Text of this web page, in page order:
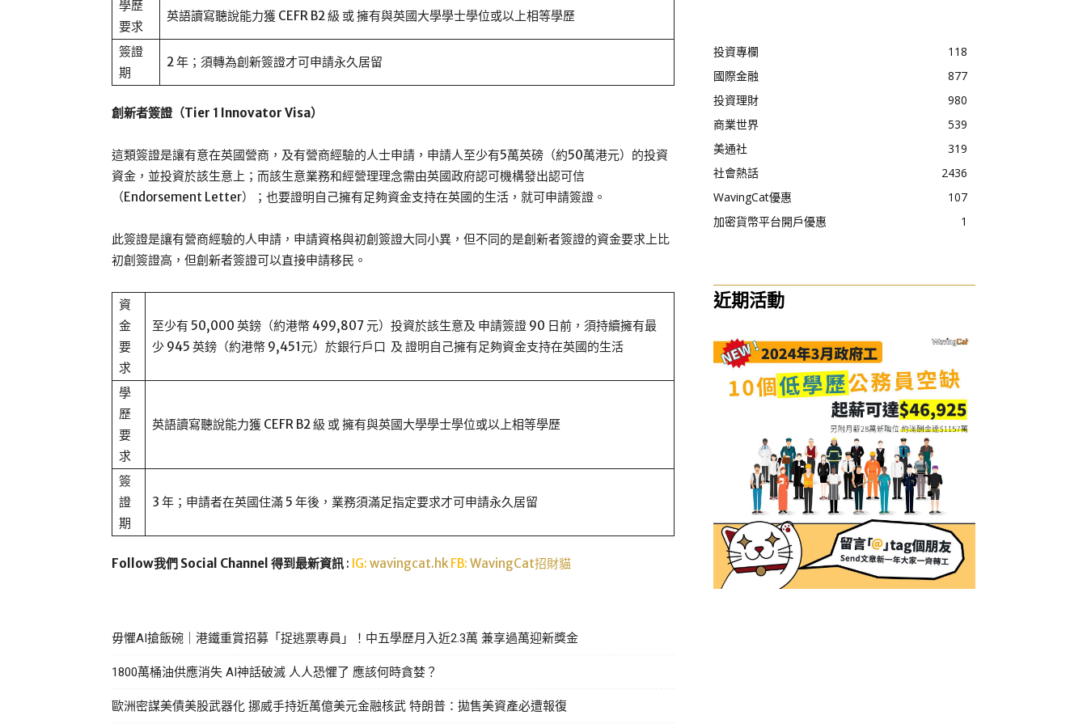
學歷
要求
英語讀寫聽說能力獲 CEFR B2 級 或 擁有與英國大學學士學位或以上相等學歷
簽證
期
2 年；須轉為創新簽證才可申請永久居留
創新者簽證（Tier 1 Innovator Visa）
這類簽證是讓有意在英國營商，及有營商經驗的人士申請，申請人至少有5萬英磅（約50萬港元）的投資
資金，並投資於該生意上；而該生意業務和經營理理念需由英國政府認可機構發出認可信
（Endorsement Letter）；也要證明自己擁有足夠資金支持在英國的生活，就可申請簽證。
此簽證是讓有營商經驗的人申請，申請資格與初創簽證大同小異，但不同的是創新者簽證的資金要求上比
初創簽證高，但創新者簽證可以直接申請移民。
資
金
要
求
至少有 50,000 英鎊（約港幣 499,807 元）投資於該生意及 申請簽證 90 日前，須持續擁有最
少 945 英鎊（約港幣 9,451元）於銀行戶口 及 證明自己擁有足夠資金支持在英國的生活
學
歷
要
求
英語讀寫聽說能力獲 CEFR B2 級 或 擁有與英國大學學士學位或以上相等學歷
簽
證
期
3 年；申請者在英國住滿 5 年後，業務須滿足指定要求才可申請永久居留
Follow我們 Social Channel 得到最新資訊 : IG: wavingcat.hk FB: WavingCat招財貓
毋懼AI搶飯碗｜港鐵重賞招募「捉逃票專員」！中五學歷月入近2.3萬 兼享過萬迎新獎金
1800萬桶油供應消失 AI神話破滅 人人恐懼了 應該何時貪婪？
歐洲密謀美債美股武器化 挪威手持近萬億美元金融核武 特朗普：拋售美資產必遭報復
投資專欄
118
國際金融
877
投資理財
980
商業世界
539
美通社
319
社會熱話
2436
WavingCat優惠
107
加密貨幣平台開戶優惠
1
近期活動